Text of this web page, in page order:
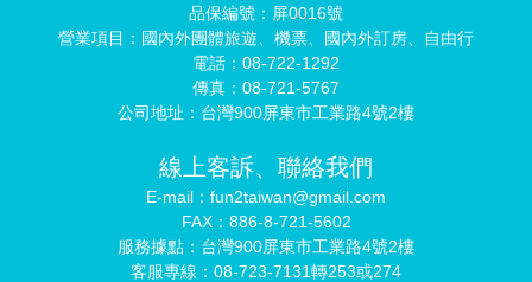
品保編號：屏0016號
營業項目：國內外團體旅遊、機票、國內外訂房、自由行
電話：08-722-1292
傳真：08-721-5767
公司地址：台灣900屏東市工業路4號2樓
線上客訴、聯絡我們
E-mail：fun2taiwan@gmail.com
FAX：886-8-721-5602
服務據點：台灣900屏東市工業路4號2樓
客服專線：08-723-7131轉253或274